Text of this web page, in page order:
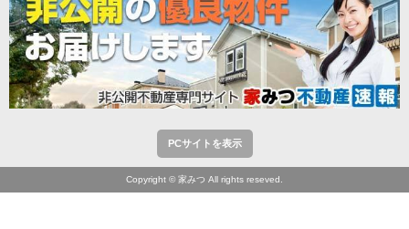
PCサイトを表示
Copyright © 家みつ All rights reseved.